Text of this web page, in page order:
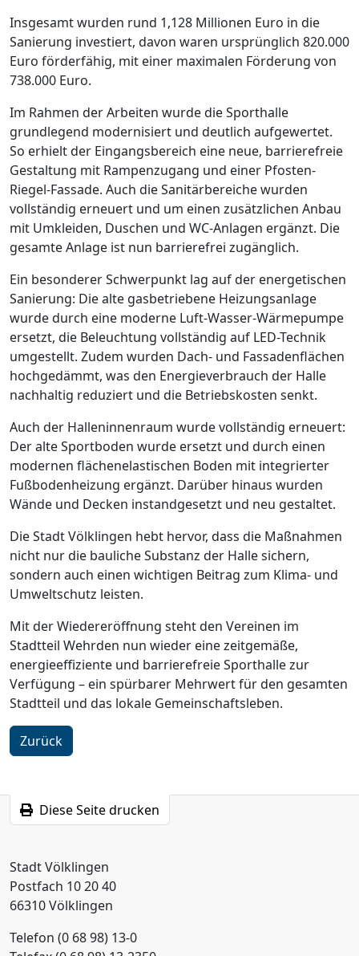
Insgesamt wurden rund 1,128 Millionen Euro in die
Sanierung investiert, davon waren ursprünglich 820.000
Euro förderfähig, mit einer maximalen Förderung von
738.000 Euro.
Im Rahmen der Arbeiten wurde die Sporthalle
grundlegend modernisiert und deutlich aufgewertet.
So erhielt der Eingangsbereich eine neue, barrierefreie
Gestaltung mit Rampenzugang und einer Pfosten-
Riegel-Fassade. Auch die Sanitärbereiche wurden
vollständig erneuert und um einen zusätzlichen Anbau
mit Umkleiden, Duschen und WC-Anlagen ergänzt. Die
gesamte Anlage ist nun barrierefrei zugänglich.
Ein besonderer Schwerpunkt lag auf der energetischen
Sanierung: Die alte gasbetriebene Heizungsanlage
wurde durch eine moderne Luft-Wasser-Wärmepumpe
ersetzt, die Beleuchtung vollständig auf LED-Technik
umgestellt. Zudem wurden Dach- und Fassadenflächen
hochgedämmt, was den Energieverbrauch der Halle
nachhaltig reduziert und die Betriebskosten senkt.
Auch der Halleninnenraum wurde vollständig erneuert:
Der alte Sportboden wurde ersetzt und durch einen
modernen flächenelastischen Boden mit integrierter
Fußbodenheizung ergänzt. Darüber hinaus wurden
Wände und Decken instandgesetzt und neu gestaltet.
Die Stadt Völklingen hebt hervor, dass die Maßnahmen
nicht nur die bauliche Substanz der Halle sichern,
sondern auch einen wichtigen Beitrag zum Klima- und
Umweltschutz leisten.
Mit der Wiedereröffnung steht den Vereinen im
Stadtteil Wehrden nun wieder eine zeitgemäße,
energieeffiziente und barrierefreie Sporthalle zur
Verfügung – ein spürbarer Mehrwert für den gesamten
Stadtteil und das lokale Gemeinschaftsleben.
Zurück
Diese Seite drucken
Stadt Völklingen
Postfach 10 20 40
66310 Völklingen
Telefon (0 68 98) 13-0